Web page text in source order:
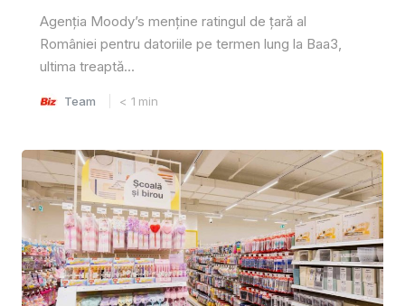
Agenția Moody’s menține ratingul de țară al
României pentru datoriile pe termen lung la Baa3,
ultima treaptă...
Team < 1 min